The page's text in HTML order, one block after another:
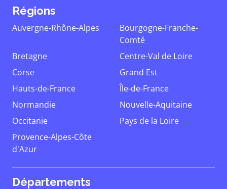
Régions
Auvergne-Rhône-Alpes
Bourgogne-Franche-
Comté
Bretagne
Centre-Val de Loire
Corse
Grand Est
Hauts-de-France
Île-de-France
Normandie
Nouvelle-Aquitaine
Occitanie
Pays de la Loire
Provence-Alpes-Côte
d'Azur
Départements